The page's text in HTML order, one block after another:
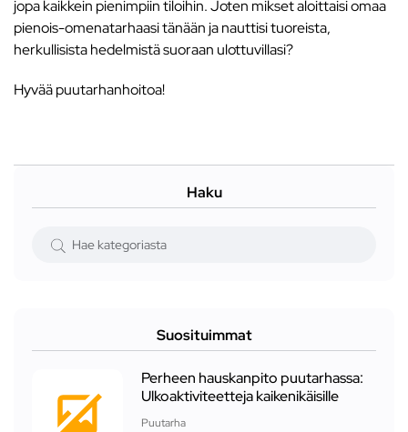
jopa kaikkein pienimpiin tiloihin. Joten mikset aloittaisi omaa
pienois-omenatarhaasi tänään ja nauttisi tuoreista,
herkullisista hedelmistä suoraan ulottuvillasi?
Hyvää puutarhanhoitoa!
Haku
Suosituimmat
Perheen hauskanpito puutarhassa:
Ulkoaktiviteetteja kaikenikäisille
Puutarha